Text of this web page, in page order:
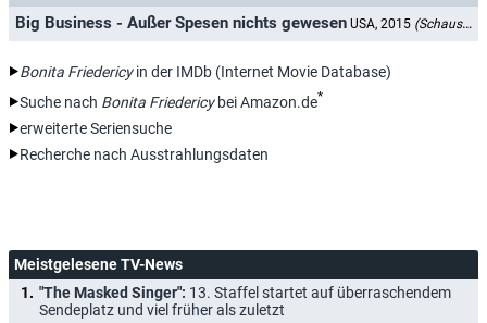
Big Business - Außer Spesen nichts gewesen USA, 2015 (Schauspielerin)
Bonita Friedericyin der IMDb (Internet Movie Database)
Suche nach Bonita Friedericybei Amazon.de*
erweiterte Seriensuche
Recherche nach Ausstrahlungsdaten
Meistgelesene TV-News
"The Masked Singer": 13. Staffel startet auf überraschendem
Sendeplatz und viel früher als zuletzt